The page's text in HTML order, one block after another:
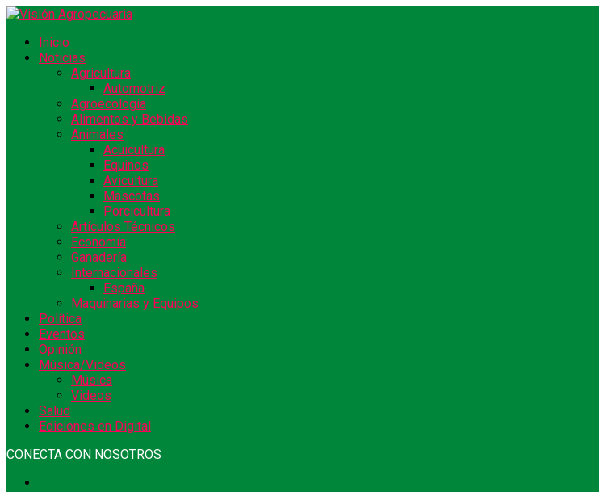
Inicio
Noticias
Agricultura
Automotriz
Agroecología
Alimentos y Bebidas
Animales
Acuicultura
Equinos
Avicultura
Mascotas
Porcicultura
Artículos Técnicos
Economía
Ganadería
Internacionales
España
Maquinarias y Equipos
Política
Eventos
Opinión
Música/Videos
Música
Videos
Salud
Ediciones en Digital
CONECTA CON NOSOTROS